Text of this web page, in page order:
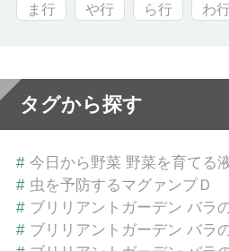
ま行 や行 ら行 わ
タグから探す
# 今日から野菜 野菜を育てる
# 虫を予防するマグァンプＤ
# ブリリアントガーデン バラ
# ブリリアントガーデン バラ